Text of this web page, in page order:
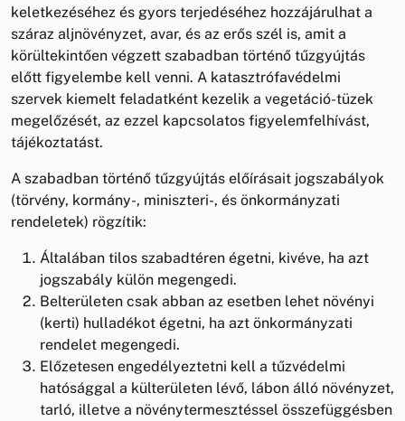
keletkezéséhez és gyors terjedéséhez hozzájárulhat a
száraz aljnövényzet, avar, és az erős szél is, amit a
körültekintően végzett szabadban történő tűzgyújtás
előtt figyelembe kell venni. A katasztrófavédelmi
szervek kiemelt feladatként kezelik a vegetáció-tüzek
megelőzését, az ezzel kapcsolatos figyelemfelhívást,
tájékoztatást.
A szabadban történő tűzgyújtás előírásait jogszabályok
(törvény, kormány-, miniszteri-, és önkormányzati
rendeletek) rögzítik:
Általában tilos szabadtéren égetni, kivéve, ha azt
jogszabály külön megengedi.
Belterületen csak abban az esetben lehet növényi
(kerti) hulladékot égetni, ha azt önkormányzati
rendelet megengedi.
Előzetesen engedélyeztetni kell a tűzvédelmi
hatósággal a külterületen lévő, lábon álló növényzet,
tarló, illetve a növénytermesztéssel összefüggésben